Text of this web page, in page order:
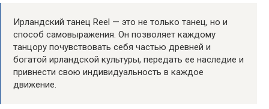
Ирландский танец Reel — это не только танец, но и
способ самовыражения. Он позволяет каждому
танцору почувствовать себя частью древней и
богатой ирландской культуры, передать ее наследие и
привнести свою индивидуальность в каждое
движение.